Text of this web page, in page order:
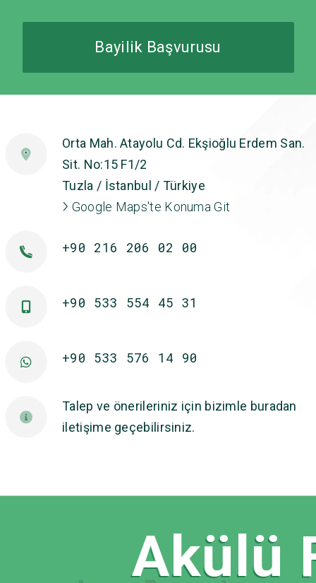
Bayilik Başvurusu
Orta Mah. Atayolu Cd. Ekşioğlu Erdem San.
Sit. No:15 F1/2
Tuzla / İstanbul / Türkiye
Google Maps'te Konuma Git
+90 216 206 02 00
+90 533 554 45 31
+90 533 576 14 90
Talep ve önerileriniz için bizimle buradan
iletişime geçebilirsiniz.
Akülü